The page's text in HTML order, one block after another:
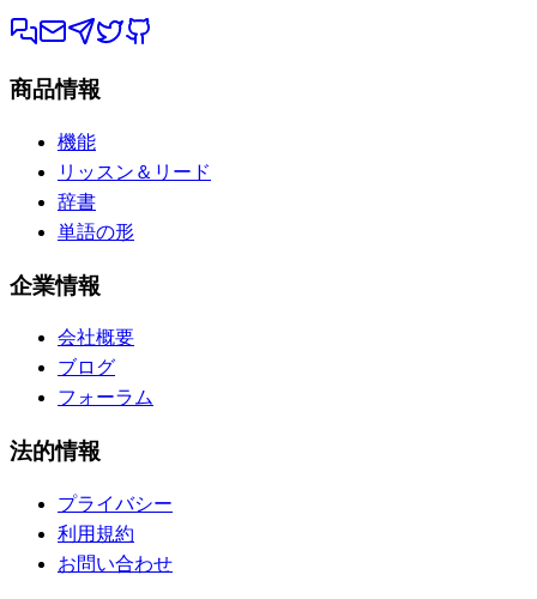
商品情報
機能
リッスン＆リード
辞書
単語の形
企業情報
会社概要
ブログ
フォーラム
法的情報
プライバシー
利用規約
お問い合わせ